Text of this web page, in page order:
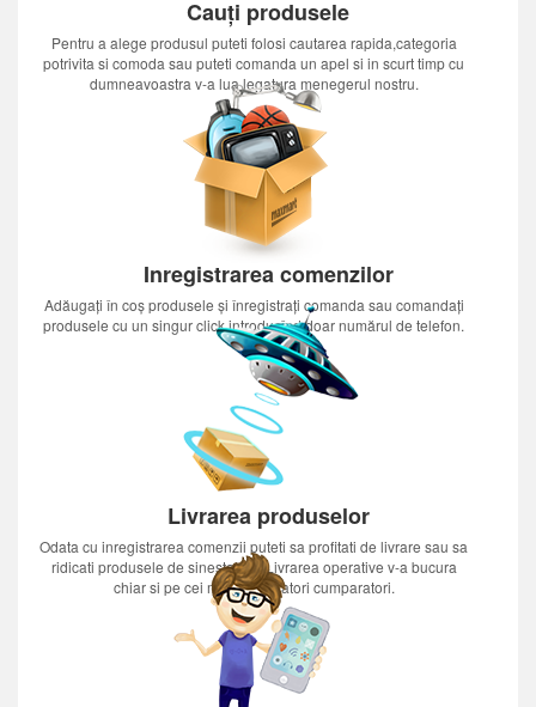
Cauți produsele
Pentru a alege produsul puteti folosi cautarea rapida,categoria
potrivita si comoda sau puteti comanda un apel si in scurt timp cu
dumneavoastra v-a lua legatura menegerul nostru.
Inregistrarea comenzilor
Adăugați în coș produsele și înregistrați comanda sau comandați
produsele cu un singur click introducînd doar numărul de telefon.
Livrarea produselor
Odata cu inregistrarea comenzii puteti sa profitati de livrare sau sa
ridicati produsele de sinestatator.Livrarea operative v-a bucura
chiar si pe cei mai nerabdatori cumparatori.